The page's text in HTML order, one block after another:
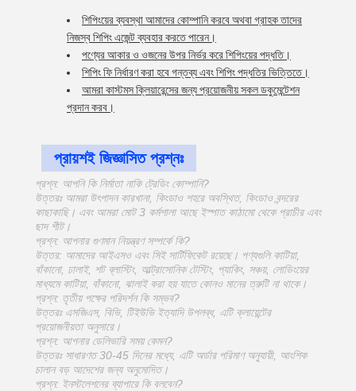
শিপিংয়ের ব্যবস্থা আমাদের কোম্পানি করবে অথবা গ্রাহক তাদের
নিজস্ব শিপিং এজেন্ট ব্যবহার করতে পারেন।
পণ্যের আকার ও ওজনের উপর নির্ভর করে শিপিংয়ের পদ্ধতি।
শিপিং ফি নির্ধারণ করা হবে গন্তব্য এবং শিপিং পদ্ধতির ভিত্তিতে।
আমরা কাস্টমস ক্লিয়ারেন্সের জন্য প্রয়োজনীয় সকল ডকুমেন্টেশন
প্রদান করব।
প্রায়শই জিজ্ঞাসিত প্রশ্নঃ
প্রশ্ন: আপনি কি নির্মাতা নাকি ট্রেডিং কোম্পানি?
উত্তরঃ আমরা উৎপাদন কারখানা, কিংডাও শহরে অবস্থিত, কিংডাও বন্দরের
কাছাকাছি। এবং আমরা মোট 3 কর্মশালা আছে ইস্পাত কাঠামো থেকে প্রাচীর এবং
ছাদ শীট।
প্রশ্ন: আপনার গুণমান নিয়ন্ত্রণ সম্পর্কে কি?
উত্তর: আমাদের আইএসও এবং সিই সার্টিফিকেট রয়েছে। পণ্যগুলি কাটিয়া,
বাঁকানো, ঢালাই, শট ব্লাস্টিং, আল্ট্রাসোনিক টেস্টিং, প্যাকিং, সঞ্চয়, লোডিংয়ের
মাধ্যমে কাটিয়া, বাঁকানো, ঝালাই করা হয় যাতে কোনও মানের ত্রুটি না থাকে।
প্রশ্ন: তৃতীয় পক্ষের পরিদর্শন কি সম্ভব?
উত্তরঃ এসজিএস, বিভি, টিইউভি ইত্যাদি উপলব্ধ, এটি ক্লায়েন্টের
প্রয়োজনীয়তা অনুসারে।
প্রশ্ন: আপনার ডেলিভারি সময় কেমন?
উত্তরঃ সাধারণত 30-45 দিনের মধ্যে, এটি অর্ডার পরিমাণ অনুযায়ী, আংশিক
চালান বড় আদেশের জন্য অনুমোদিত।
প্রশ্ন: ইনস্টলেশনের ব্যাপারে কি বলবেন?